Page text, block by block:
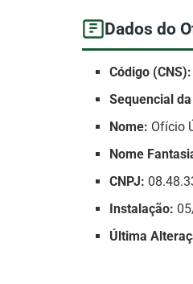
Dados do
Código (CNS):
Sequencial
Nome: Ofício
Nome
CNPJ:
Instalação:
Última